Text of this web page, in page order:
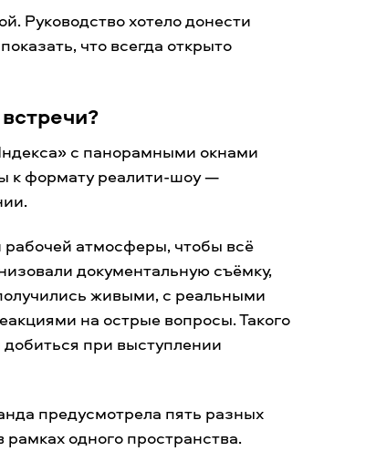
Руководство хотело донести
что всегда открыто
с панорамными окнами
к формату реалити-шоу —
рабочей атмосферы, чтобы всё
документальную съёмку,
живыми, с реальными
на острые вопросы. Такого
при выступлении
предусмотрела пять разных
одного пространства.